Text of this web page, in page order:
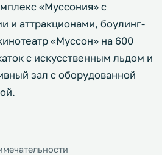
«Муссония» с
и аттракционами, боулинг-
«Муссон» на 600
с искусственным льдом и
зал с оборудованной